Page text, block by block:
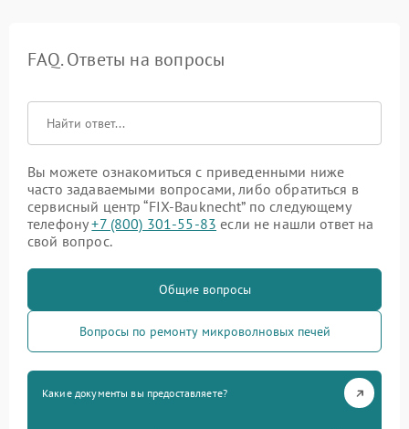
FAQ. Ответы на вопросы
Вы можете ознакомиться с приведенными ниже
часто задаваемыми вопросами, либо обратиться в
сервисный центр “FIX-Bauknecht” по следующему
телефону+7 (800) 301-55-83 если не нашли ответ на
свой вопрос.
Общие вопросы
Вопросы по ремонту микроволновых печей
Какие документы вы предоставляете?